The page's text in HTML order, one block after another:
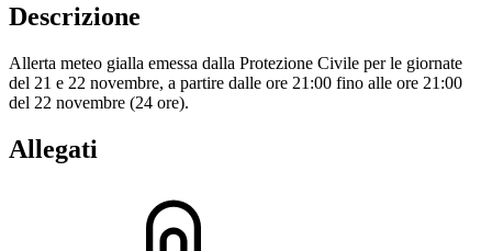
Descrizione
Allerta meteo gialla emessa dalla Protezione Civile per le giornate
del 21 e 22 novembre, a partire dalle ore 21:00 fino alle ore 21:00
del 22 novembre (24 ore).
Allegati